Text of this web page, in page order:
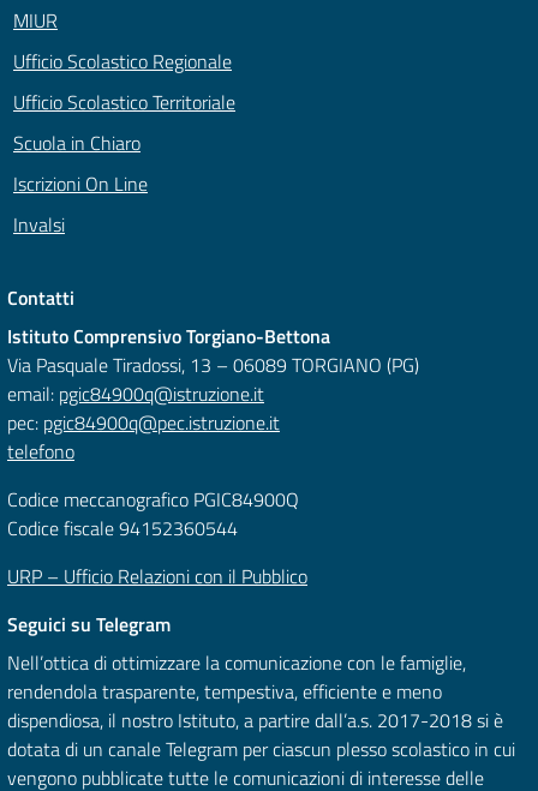
MIUR
Ufficio Scolastico Regionale
Ufficio Scolastico Territoriale
Scuola in Chiaro
Iscrizioni On Line
Invalsi
Contatti
Istituto Comprensivo Torgiano-Bettona
Via Pasquale Tiradossi, 13 – 06089 TORGIANO (PG)
email: pgic84900q@istruzione.it
pec: pgic84900q@pec.istruzione.it
telefono
Codice meccanografico PGIC84900Q
Codice fiscale 94152360544
URP – Ufficio Relazioni con il Pubblico
Seguici su Telegram
Nell’ottica di ottimizzare la comunicazione con le famiglie,
rendendola trasparente, tempestiva, efficiente e meno
dispendiosa, il nostro Istituto, a partire dall’a.s. 2017-2018 si è
dotata di un canale Telegram per ciascun plesso scolastico in cui
vengono pubblicate tutte le comunicazioni di interesse delle